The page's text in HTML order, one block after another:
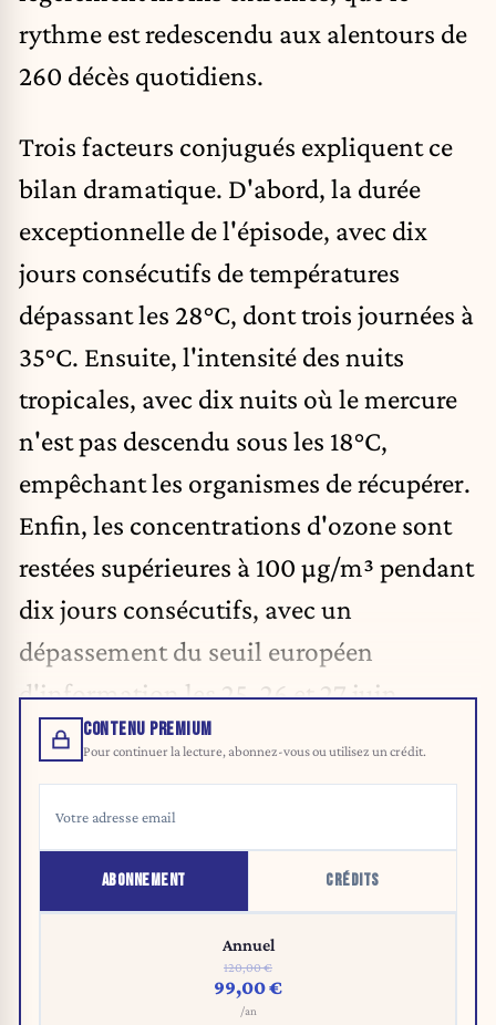
rythme est redescendu aux alentours de
260 décès quotidiens.
Trois facteurs conjugués expliquent ce
bilan dramatique. D'abord, la durée
exceptionnelle de l'épisode, avec dix
jours consécutifs de températures
dépassant les 28°C, dont trois journées à
35°C. Ensuite, l'intensité des nuits
tropicales, avec dix nuits où le mercure
n'est pas descendu sous les 18°C,
empêchant les organismes de récupérer.
Enfin, les concentrations d'ozone sont
restées supérieures à 100 µg/m³ pendant
dix jours consécutifs, avec un
dépassement du seuil européen
d'information les 25, 26 et 27 juin.
CONTENU PREMIUM
Pour continuer la lecture, abonnez-vous ou utilisez un crédit.
ABONNEMENT CRÉDITS
Annuel
120,00 €
99,00 €
/an